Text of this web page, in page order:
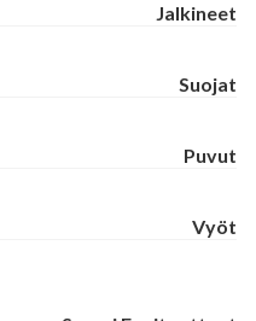
Jalkineet
Suojat
Puvut
Vyöt